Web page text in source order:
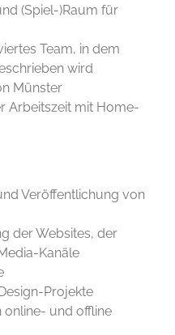
(Spiel-)Raum für
Team, in dem
wird
Münster
Arbeitszeit mit Home-
Veröffentlichung von
der Websites, der
Kanäle
Projekte
online- und offline